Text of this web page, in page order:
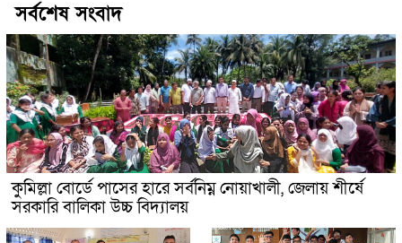
সর্বশেষ সংবাদ
কুমিল্লা বোর্ডে পাসের হারে সর্বনিম্ন নোয়াখালী, জেলায় শীর্ষে
সরকারি বালিকা উচ্চ বিদ্যালয়